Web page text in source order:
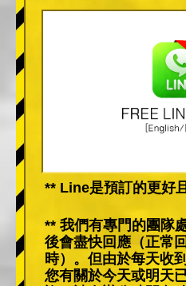
** Line是預訂的更好
** 我們有專門的團隊
後會盡快回應（正常
時）。但由於每天收
您有關於今天或明天